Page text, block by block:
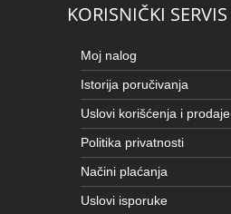
KORISNIČKI SERVIS
Moj nalog
Istorija poručivanja
Uslovi korišćenja i prodaje
Politika privatnosti
Načini plaćanja
Uslovi isporuke